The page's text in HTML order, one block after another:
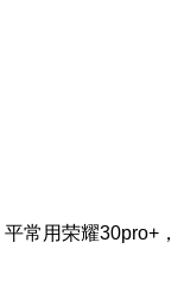
常用荣耀30pro+，